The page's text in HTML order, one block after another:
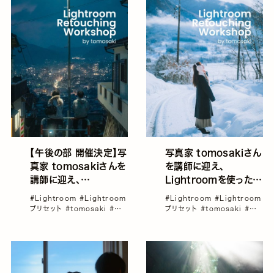
【午後の部 開催決定】写
真家 tomosakiさんを
講師に迎え、
料レタッチ講座（先着
#Lightroom#Lightroom
プリセット#tomosaki#イ
写真家 tomosakiさん
を講師に迎え、
Lightroomを使った有
（先着10名限定）
#Lightroom#Lightroom
プリセット#tomosaki#イ